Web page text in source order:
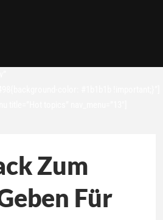
Zum
Für